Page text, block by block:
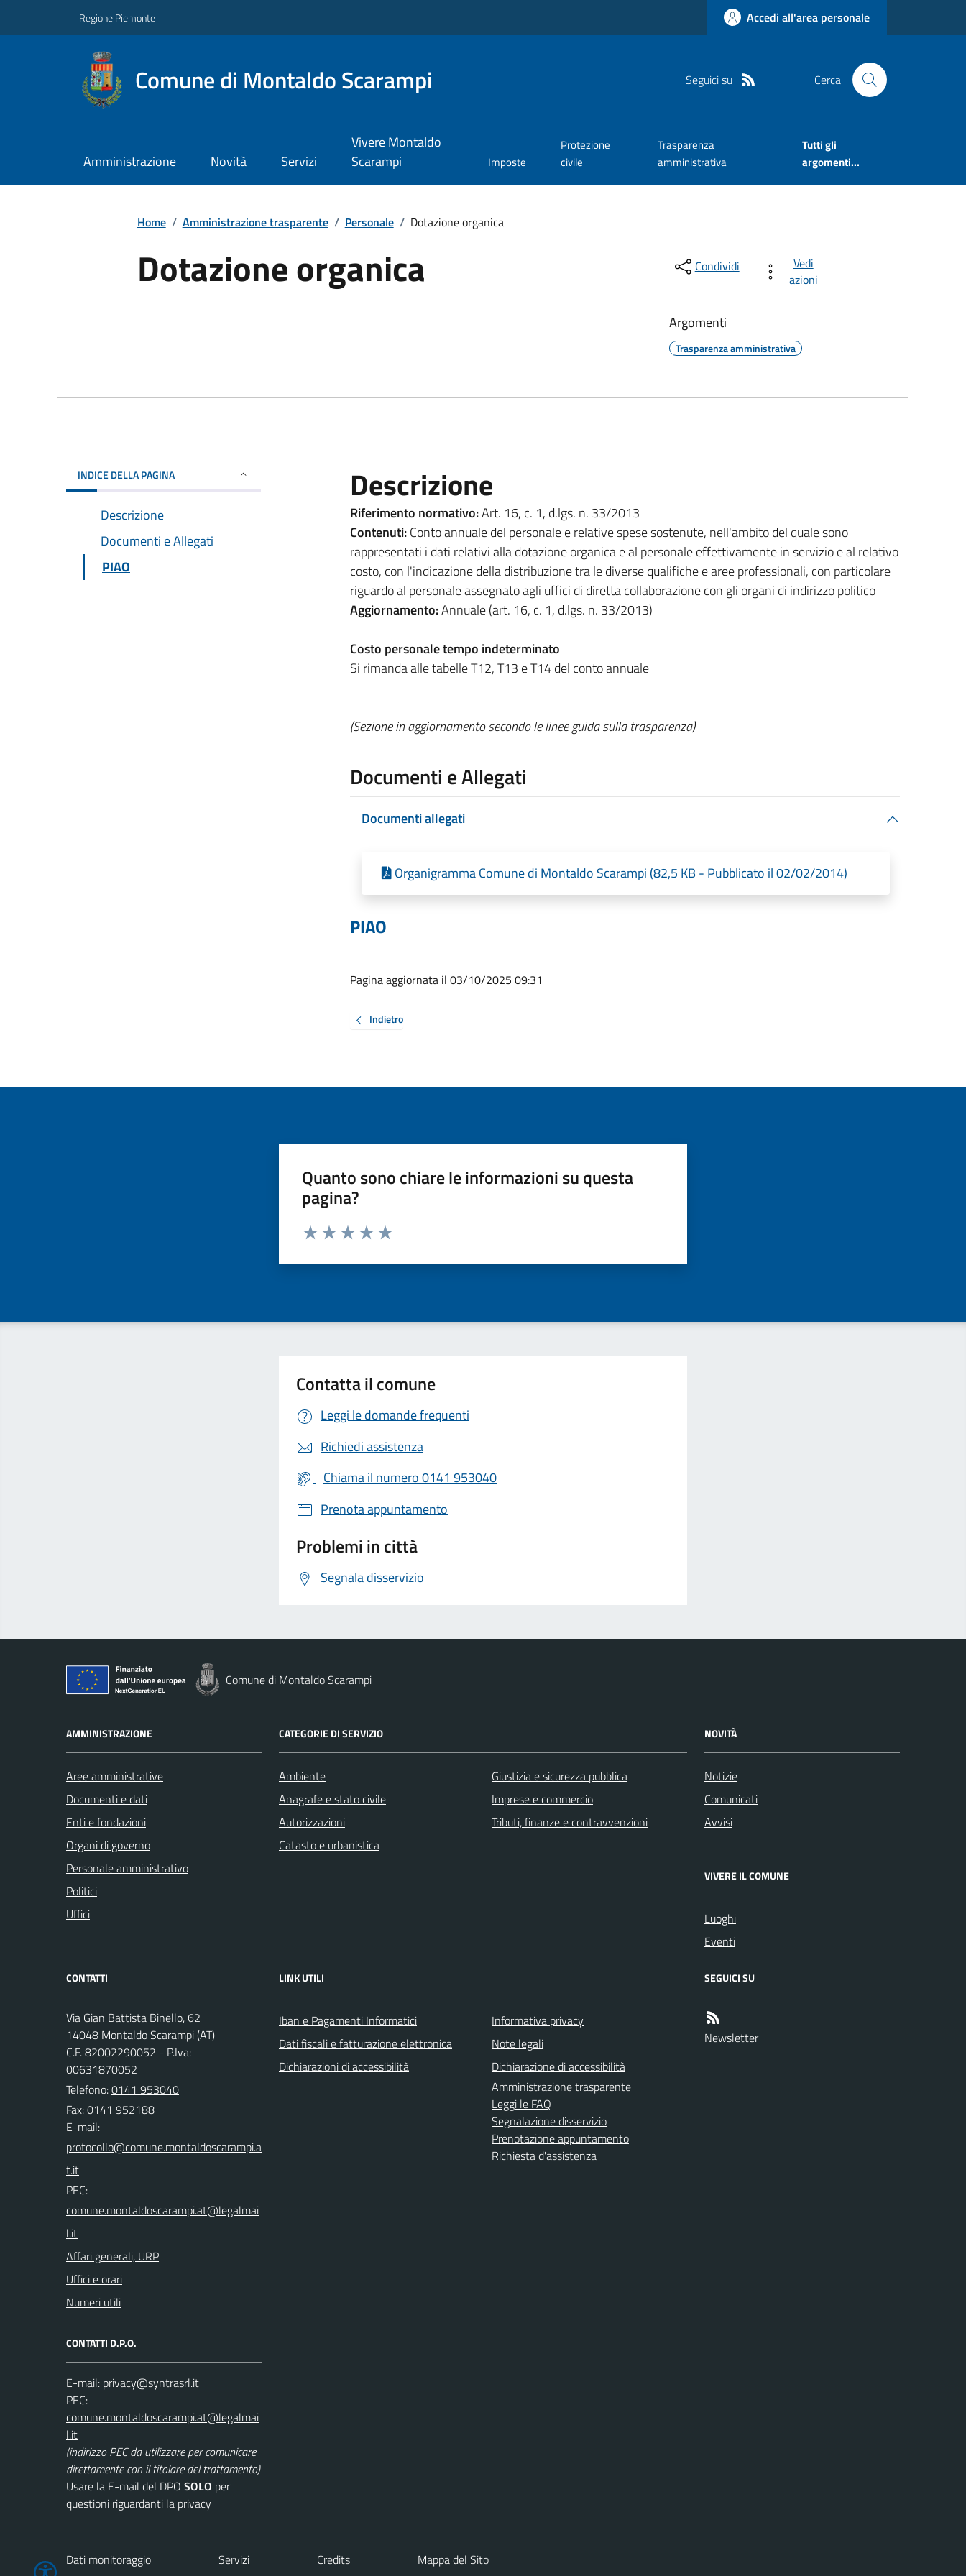
Regione Piemonte Accedi all'area personale
Comune di Montaldo Scarampi Seguici su Cerca
Amministrazione Novità Servizi
Vivere Montaldo
Scarampi
Imposte
Protezione
civile
Trasparenza
amministrativa
Tutti gli
argomenti...
Home / Amministrazione trasparente / Personale / Dotazione organica
Dotazione organica Condividi
Vedi
azioni
Argomenti
Trasparenza amministrativa
INDICE DELLA PAGINA
Descrizione
Documenti e Allegati
PIAO
Descrizione
Riferimento normativo:Art. 16, c. 1, d.lgs. n. 33/2013
Contenuti:Conto annuale del personale e relative spese sostenute, nell'ambito del quale sono
rappresentati i dati relativi alla dotazione organica e al personale effettivamente in servizio e al relativo
costo, con l'indicazione della distribuzione tra le diverse qualifiche e aree professionali, con particolare
riguardo al personale assegnato agli uffici di diretta collaborazione con gli organi di indirizzo politico
Aggiornamento:Annuale (art. 16, c. 1, d.lgs. n. 33/2013)
Costo personale tempo indeterminato
Si rimanda alle tabelle T12, T13 e T14 del conto annuale
(Sezione in aggiornamento secondo le linee guida sulla trasparenza)
Documenti e Allegati
Documenti allegati
Organigramma Comune di Montaldo Scarampi (82,5 KB - Pubblicato il 02/02/2014)
PIAO
Pagina aggiornata il 03/10/2025 09:31
Indietro
Quanto sono chiare le informazioni su questa
pagina?
Valuta da 1 a 5 stelle la pagina
Contatta il comune
Leggi le domande frequenti
Richiedi assistenza
Chiama il numero 0141 953040
Prenota appuntamento
Problemi in città
Segnala disservizio
Comune di Montaldo Scarampi
AMMINISTRAZIONE
Aree amministrative
Documenti e dati
Enti e fondazioni
Organi di governo
Personale amministrativo
Politici
Uffici
CATEGORIE DI SERVIZIO
Ambiente
Anagrafe e stato civile
Autorizzazioni
Catasto e urbanistica
Giustizia e sicurezza pubblica
Imprese e commercio
Tributi, finanze e contravvenzioni
NOVITÀ
Notizie
Comunicati
Avvisi
VIVERE IL COMUNE
Luoghi
Eventi
CONTATTI
Via Gian Battista Binello, 62
14048 Montaldo Scarampi (AT)
C.F. 82002290052 - P.Iva:
00631870052
Telefono:0141 953040
Fax: 0141 952188
E-mail:
PEC:
Affari generali, URP
Uffici e orari
Numeri utili
CONTATTI D.P.O.
E-mail:
PEC:
(indirizzo PEC da utilizzare per comunicare
direttamente con il titolare del trattamento)
Usare la E-mail del DPO SOLO per
questioni riguardanti la privacy
LINK UTILI
Iban e Pagamenti Informatici
Dati fiscali e fatturazione elettronica
Dichiarazioni di accessibilità
Informativa privacy
Note legali
Dichiarazione di accessibilità
Amministrazione trasparente
Leggi le FAQ
Segnalazione disservizio
Prenotazione appuntamento
Richiesta d'assistenza
SEGUICI SU
Newsletter
Dati monitoraggio Servizi Credits Mappa del Sito